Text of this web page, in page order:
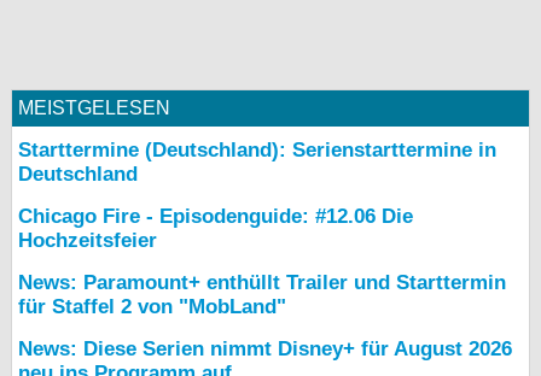
MEISTGELESEN
Starttermine (Deutschland): Serienstarttermine in
Deutschland
Chicago Fire - Episodenguide: #12.06 Die
Hochzeitsfeier
News: Paramount+ enthüllt Trailer und Starttermin
für Staffel 2 von "MobLand"
News: Diese Serien nimmt Disney+ für August 2026